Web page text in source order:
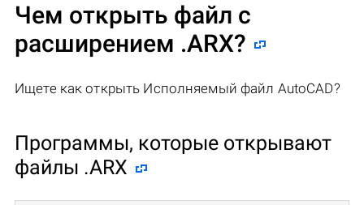
Чем открыть файл с
расширением .ARX?
Ищете как открыть Исполняемый файл AutoCAD?
Программы, которые открывают
файлы .ARX